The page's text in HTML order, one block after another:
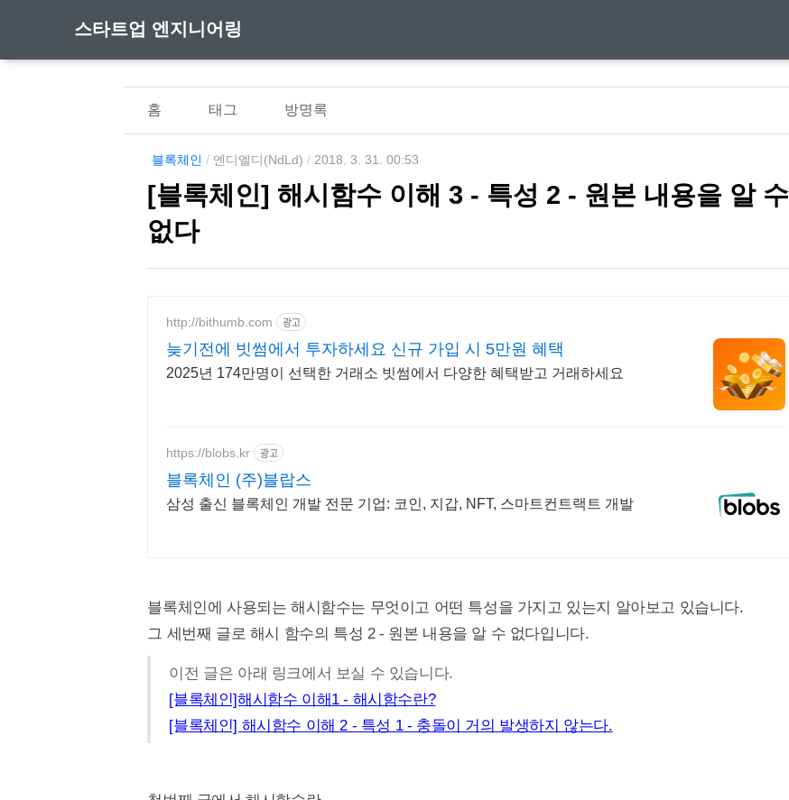
스타트업 엔지니어링
홈 태그 방명록
블록체인 / 엔디엘디(NdLd) / 2018. 3. 31. 00:53
[블록체인] 해시함수 이해 3 - 특성 2 - 원본 내용을 알 수
없다
http://bithumb.com 광고
늦기전에 빗썸에서 투자하세요 신규 가입 시 5만원 혜택
2025년 174만명이 선택한 거래소 빗썸에서 다양한 혜택받고 거래하세요
https://blobs.kr 광고
블록체인 (주)블랍스
삼성 출신 블록체인 개발 전문 기업: 코인, 지갑, NFT, 스마트컨트랙트 개발
블록체인에 사용되는 해시함수는 무엇이고 어떤 특성을 가지고 있는지 알아보고 있습니다.
그 세번째 글로 해시 함수의 특성 2 - 원본 내용을 알 수 없다입니다.
이전 글은 아래 링크에서 보실 수 있습니다.
[블록체인]해시함수 이해1 - 해시함수란?
[블록체인] 해시함수 이해 2 - 특성 1 - 충돌이 거의 발생하지 않는다.